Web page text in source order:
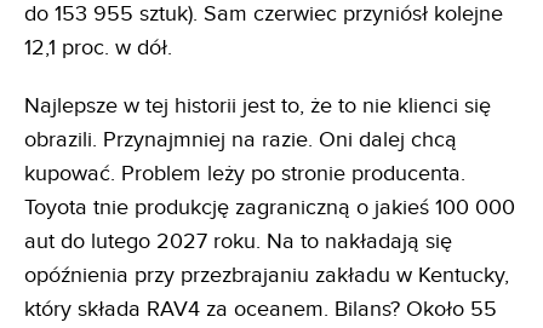
do 153 955 sztuk). Sam czerwiec przyniósł kolejne
12,1 proc. w dół.
Najlepsze w tej historii jest to, że to nie klienci się
obrazili. Przynajmniej na razie. Oni dalej chcą
kupować. Problem leży po stronie producenta.
Toyota tnie produkcję zagraniczną o jakieś 100 000
aut do lutego 2027 roku. Na to nakładają się
opóźnienia przy przezbrajaniu zakładu w Kentucky,
który składa RAV4 za oceanem. Bilans? Około 55